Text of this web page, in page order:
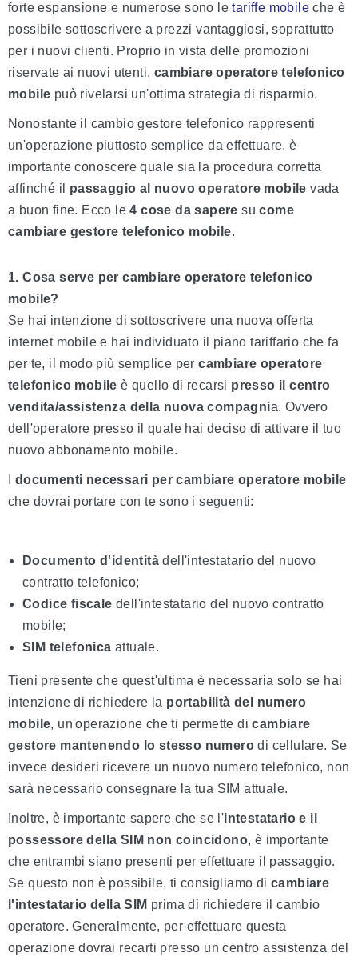
forte espansione e numerose sono letariffe mobile che è
possibile sottoscrivere a prezzi vantaggiosi, soprattutto
per i nuovi clienti. Proprio in vista delle promozioni
riservate ai nuovi utenti, cambiare operatore telefonico
mobile può rivelarsi un'ottima strategia di risparmio.
Nonostante il cambio gestore telefonico rappresenti
un'operazione piuttosto semplice da effettuare, è
importante conoscere quale sia la procedura corretta
affinché il passaggio al nuovo operatore mobile vada
a buon fine. Ecco le4 cose da sapere sucome
cambiare gestore telefonico mobile.
1. Cosa serve per cambiare operatore telefonico
mobile?
Se hai intenzione di sottoscrivere una nuova offerta
internet mobile e hai individuato il piano tariffario che fa
per te, il modo più semplice percambiare operatore
telefonico mobile è quello di recarsi presso il centro
vendita/assistenza della nuova compagnia. Ovvero
dell'operatore presso il quale hai deciso di attivare il tuo
nuovo abbonamento mobile.
documenti necessari per cambiare operatore mobile
che dovrai portare con te sono i seguenti:
Documento d'identità dell'intestatario del nuovo
contratto telefonico;
Codice fiscale dell'intestatario del nuovo contratto
mobile;
SIM telefonica attuale.
Tieni presente che quest'ultima è necessaria solo se hai
intenzione di richiedere la portabilità del numero
mobile, un'operazione che ti permette dicambiare
gestore mantenendo lo stesso numero di cellulare. Se
invece desideri ricevere un nuovo numero telefonico, non
sarà necessario consegnare la tua SIM attuale.
Inoltre, è importante sapere che se l'intestatario e il
possessore della SIM non coincidono, è importante
che entrambi siano presenti per effettuare il passaggio.
Se questo non è possibile, ti consigliamo di cambiare
l'intestatario della SIM prima di richiedere il cambio
operatore. Generalmente, per effettuare questa
operazione dovrai recarti presso un centro assistenza del